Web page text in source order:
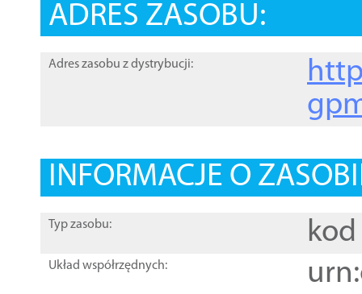
ADRES ZASOBU:
Adres zasobu z dystrybucji:
INFORMACJE O
Typ zasobu: kod
Układ współrzędnych: